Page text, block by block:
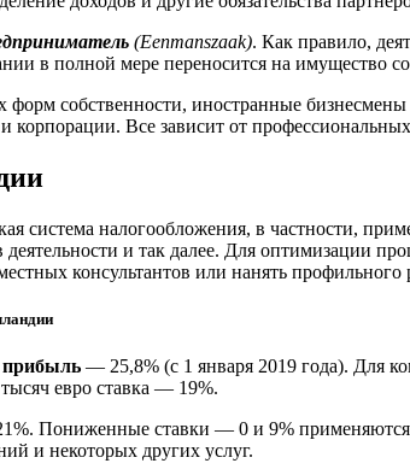
(Eenmanszaak). Как правило,
в полной мере переносится на имущество
собственности, иностранные
корпорации. Все зависит от
система налогообложения, в частности,
деятельности и так далее. Для оптимизации
консультантов или нанять профильного
прибыль — 25,8% (с 1 января 2019 года). Для
евро ставка — 19%.
Пониженные ставки — 0 и 9%
и некоторых других услуг.